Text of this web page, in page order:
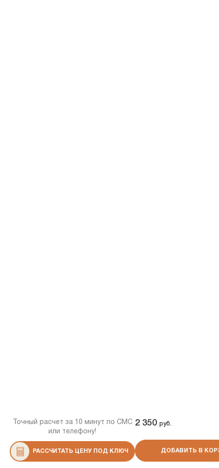
Точный расчет за 10 минут по СМС
или телефону!
РАССЧИТАТЬ ЦЕНУ ПОД КЛЮЧ
2 350 руб.
ДОБАВИТЬ В